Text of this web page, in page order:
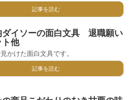
記事を読む
ダイソーの面白文具 退職願い
ト他
かけた面白文具です。
記事を読む